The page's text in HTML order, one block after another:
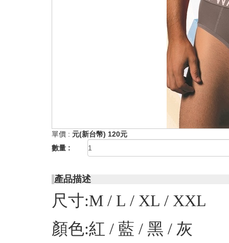
單價 : 元(新台幣) 120元
數量 :
產品描述
尺寸:M / L / XL / XXL
顏色:紅 / 藍 / 黑 / 灰